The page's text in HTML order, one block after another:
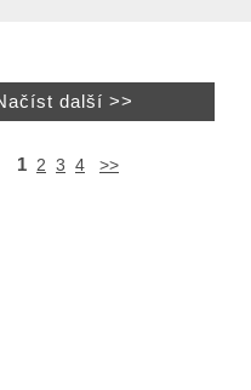
1 2 3 4 >>